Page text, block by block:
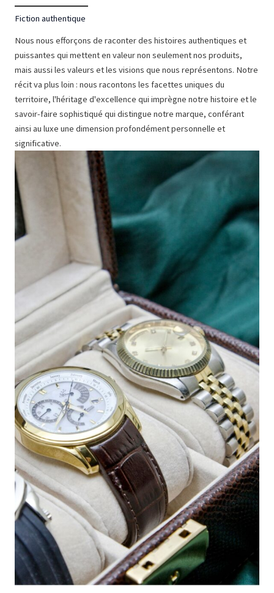
Fiction authentique
Nous nous efforçons de raconter des histoires authentiques et
puissantes qui mettent en valeur non seulement nos produits,
mais aussi les valeurs et les visions que nous représentons. Notre
récit va plus loin : nous racontons les facettes uniques du
territoire, l'héritage d'excellence qui imprègne notre histoire et le
savoir-faire sophistiqué qui distingue notre marque, conférant
ainsi au luxe une dimension profondément personnelle et
significative.